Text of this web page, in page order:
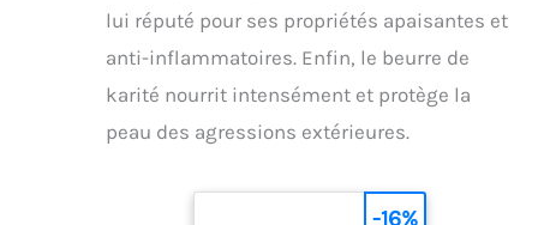
lui réputé pour ses propriétés apaisantes et
anti-inflammatoires. Enfin, le beurre de
karité nourrit intensément et protège la
peau des agressions extérieures.
-16%